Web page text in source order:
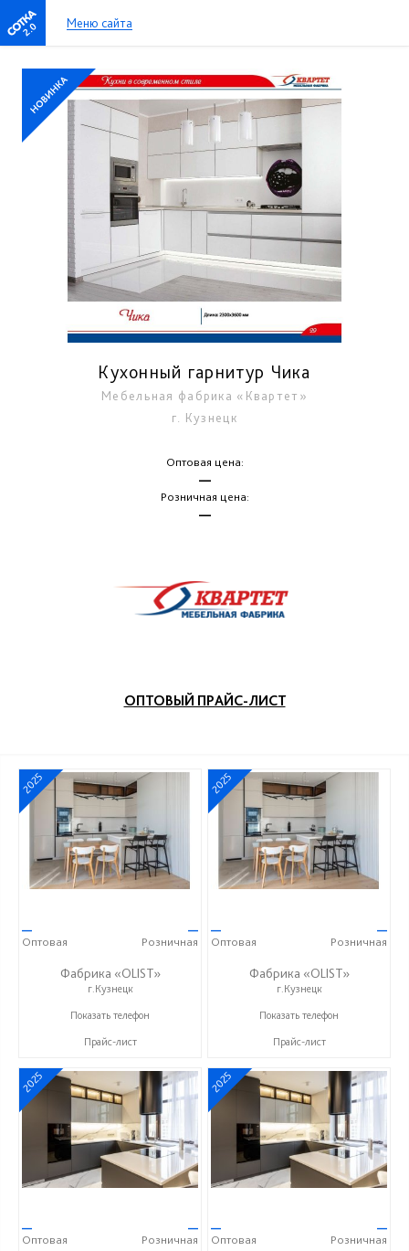
2.0 Меню сайта
Кухонный гарнитур Чика
Мебельная фабрика «Квартет»
г. Кузнецк
Оптовая цена:
—
Розничная цена:
—
ОПТОВЫЙ ПРАЙС-ЛИСТ
2025
—
Оптовая
—
Розничная
Фабрика «OLIST»
г.Кузнецк
+7 937 412 77 79
Показать телефон
Прайс-лист
2025
—
Оптовая
—
Розничная
Фабрика «OLIST»
г.Кузнецк
+7 937 412 77 79
Показать телефон
Прайс-лист
2025
—
Оптовая
—
Розничная
2025
—
Оптовая
—
Розничная